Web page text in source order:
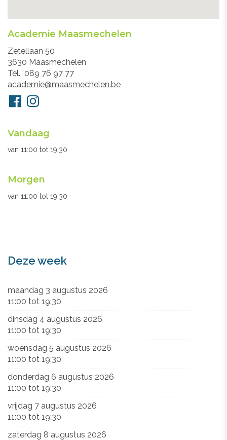
Academie Maasmechelen
Adres
Zetellaan 50
3630 Maasmechelen
Tel.
089 76 97 77
E-
mail
academie@maasmechelen.be
Volg
ons
FacebookInstagram
Openingsuren
secretariaat
Vandaag
van 11:00 tot 19:30
Morgen
van 11:00 tot 19:30
Deze week
maandag 3 augustus 2026
11:00 tot 19:30
dinsdag 4 augustus 2026
11:00 tot 19:30
woensdag 5 augustus 2026
11:00 tot 19:30
donderdag 6 augustus 2026
11:00 tot 19:30
vrijdag 7 augustus 2026
11:00 tot 19:30
zaterdag 8 augustus 2026